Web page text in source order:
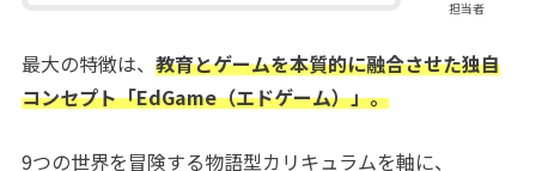
担当者
最大の特徴は、 教育とゲームを本質的に融合させた独自
コンセプト「EdGame（エドゲーム）」。
9つの世界を冒険する物語型カリキュラムを軸に、